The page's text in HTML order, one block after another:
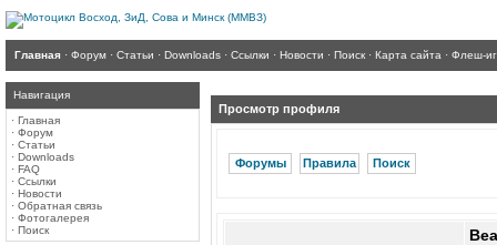
Главная · Форум · Статьи · Downloads · Ссылки · Новости · Поиск · Карта сайта · Флеш-
Навигация
· Главная
· Форум
· Статьи
· Downloads
· FAQ
· Ссылки
· Новости
· Обратная связь
· Фотогалерея
· Поиск
Просмотр профиля
Форумы Правила Поиск